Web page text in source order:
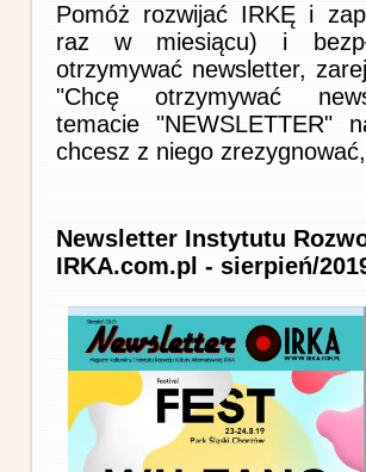
Pomóż rozwijać IRKĘ i
raz w miesiącu) i
otrzymywać newsletter,
"Chcę otrzymywać
temacie "NEWSLETTER"
chcesz z niego
Newsletter Instytutu
IRKA.com.pl - sierpień/